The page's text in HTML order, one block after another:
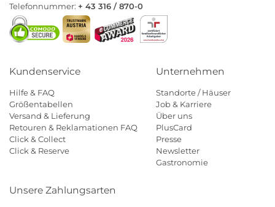
Telefonnummer: + 43 316 / 870-0
Kundenservice
Hilfe & FAQ
Größentabellen
Versand & Lieferung
Retouren & Reklamationen FAQ
Click & Collect
Click & Reserve
Unternehmen
Standorte / Häuser
Job & Karriere
Über uns
PlusCard
Presse
Newsletter
Gastronomie
Unsere Zahlungsarten